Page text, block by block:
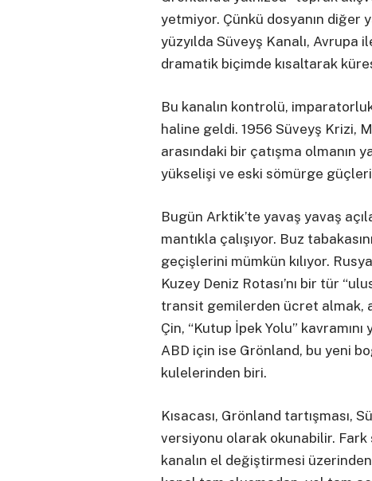
yetmiyor. Çünkü dosyanın diğer
yüzyılda Süveyş Kanalı, Avrupa
dramatik biçimde kısaltarak
Bu kanalın kontrolü,
haline geldi. 1956 Süveyş Krizi,
arasındaki bir çatışma olmanın
yükselişi ve eski sömürge
Bugün Arktik’te yavaş yavaş
mantıkla çalışıyor. Buz
geçişlerini mümkün kılıyor.
Kuzey Deniz Rotası’nı bir tür
transit gemilerden ücret almak,
Çin, “Kutup İpek Yolu”
ABD için ise Grönland, bu yeni
kulelerinden biri.
Kısacası, Grönland tartışması,
versiyonu olarak okunabilir. Fark
kanalın el değiştirmesi